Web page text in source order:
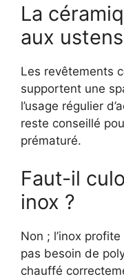
La
aux
Les revêtements
supportent une
l’usage régulier
reste conseillé
prématuré.
Faut-il
inox ?
Non ; l’inox
pas besoin de
chauffé